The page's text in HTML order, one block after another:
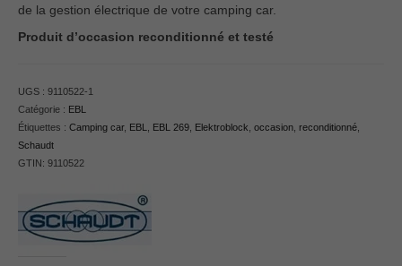
de la gestion électrique de votre camping car.
Produit d’occasion reconditionné et testé
UGS : 9110522-1
Catégorie : EBL
Étiquettes : Camping car, EBL EBL 269 Elektroblock occasion reconditionné
Schaudt
GTIN: 9110522